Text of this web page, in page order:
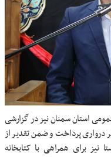
استان سمنان نیز در گزارشی
درواری پرداخت و ضمن تقدیر از
برای همراهی‌ با کتابخانه